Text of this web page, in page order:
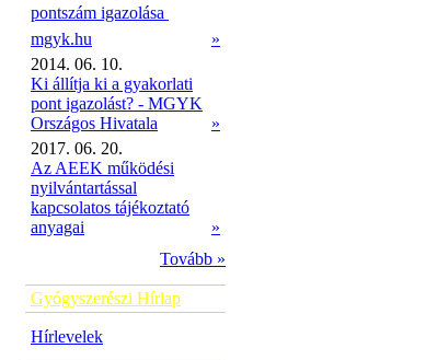
pontszám igazolása 
mgyk.hu
»
2014. 06. 10.
Ki állítja ki a gyakorlati
pont igazolást? - MGYK
Országos Hivatala
»
2017. 06. 20.
Az AEEK működési
nyilvántartással
kapcsolatos tájékoztató
anyagai
»
Tovább »
Gyógyszerészi Hírlap
Hírlevelek